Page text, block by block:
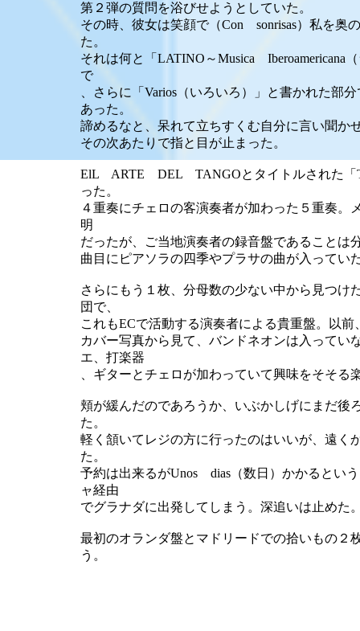
第２弾の質問を浴びせようとしていた。
その時、彼女は笑顔で（Con sonrisas）私を奥
た。
それは何と「LATINO～Musica Iberoamericana
で
、さらに「Varios（いろいろ）」と書かれた部
あった。
諦めるなと、呆れて立ちすくむ自分に言い聞か
その次あたりで指と目が止まった。
ElL ARTE DEL TANGOとタイトルされた「
った。
４重奏にチェロの客演奏者が加わった５重奏
明
だったが、ご当地演奏者の録音盤であることは
曲目にピアソラの四季やプラサの曲が入ってい
さらにもう１枚、分母数の少ない中から見つ
団で、
これもECで活動する演奏者による貴重盤。以
カバー写真から見て、バンドネオンは入ってい
エ、打楽器
、ギターとチェロが加わっていて興味をそそる
頬が緩んだのであろうか、いぶかしげにまだ後
た。
軽く頷いてレジの方に行ったのはいいが、遠く
た。
予約は出来るがUnos dias（数日）かかるとい
ャ経由
でグラナダに出発してしまう。深追いは止めた
最初のオランダ盤とマドリードでの拾いもの２
う。